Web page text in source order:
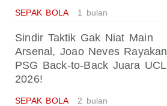
SEPAK BOLA 1 bulan
Sindir Taktik Gak Niat Main
Arsenal, Joao Neves Rayakan
PSG Back-to-Back Juara UCL
2026!
SEPAK BOLA 2 bulan